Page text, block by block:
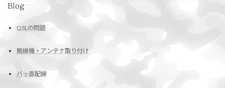
Blog
QSLの問題
無線機・アンテナ取り付け
バッ直配線